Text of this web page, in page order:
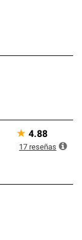
★ 4.88
17 reseñas